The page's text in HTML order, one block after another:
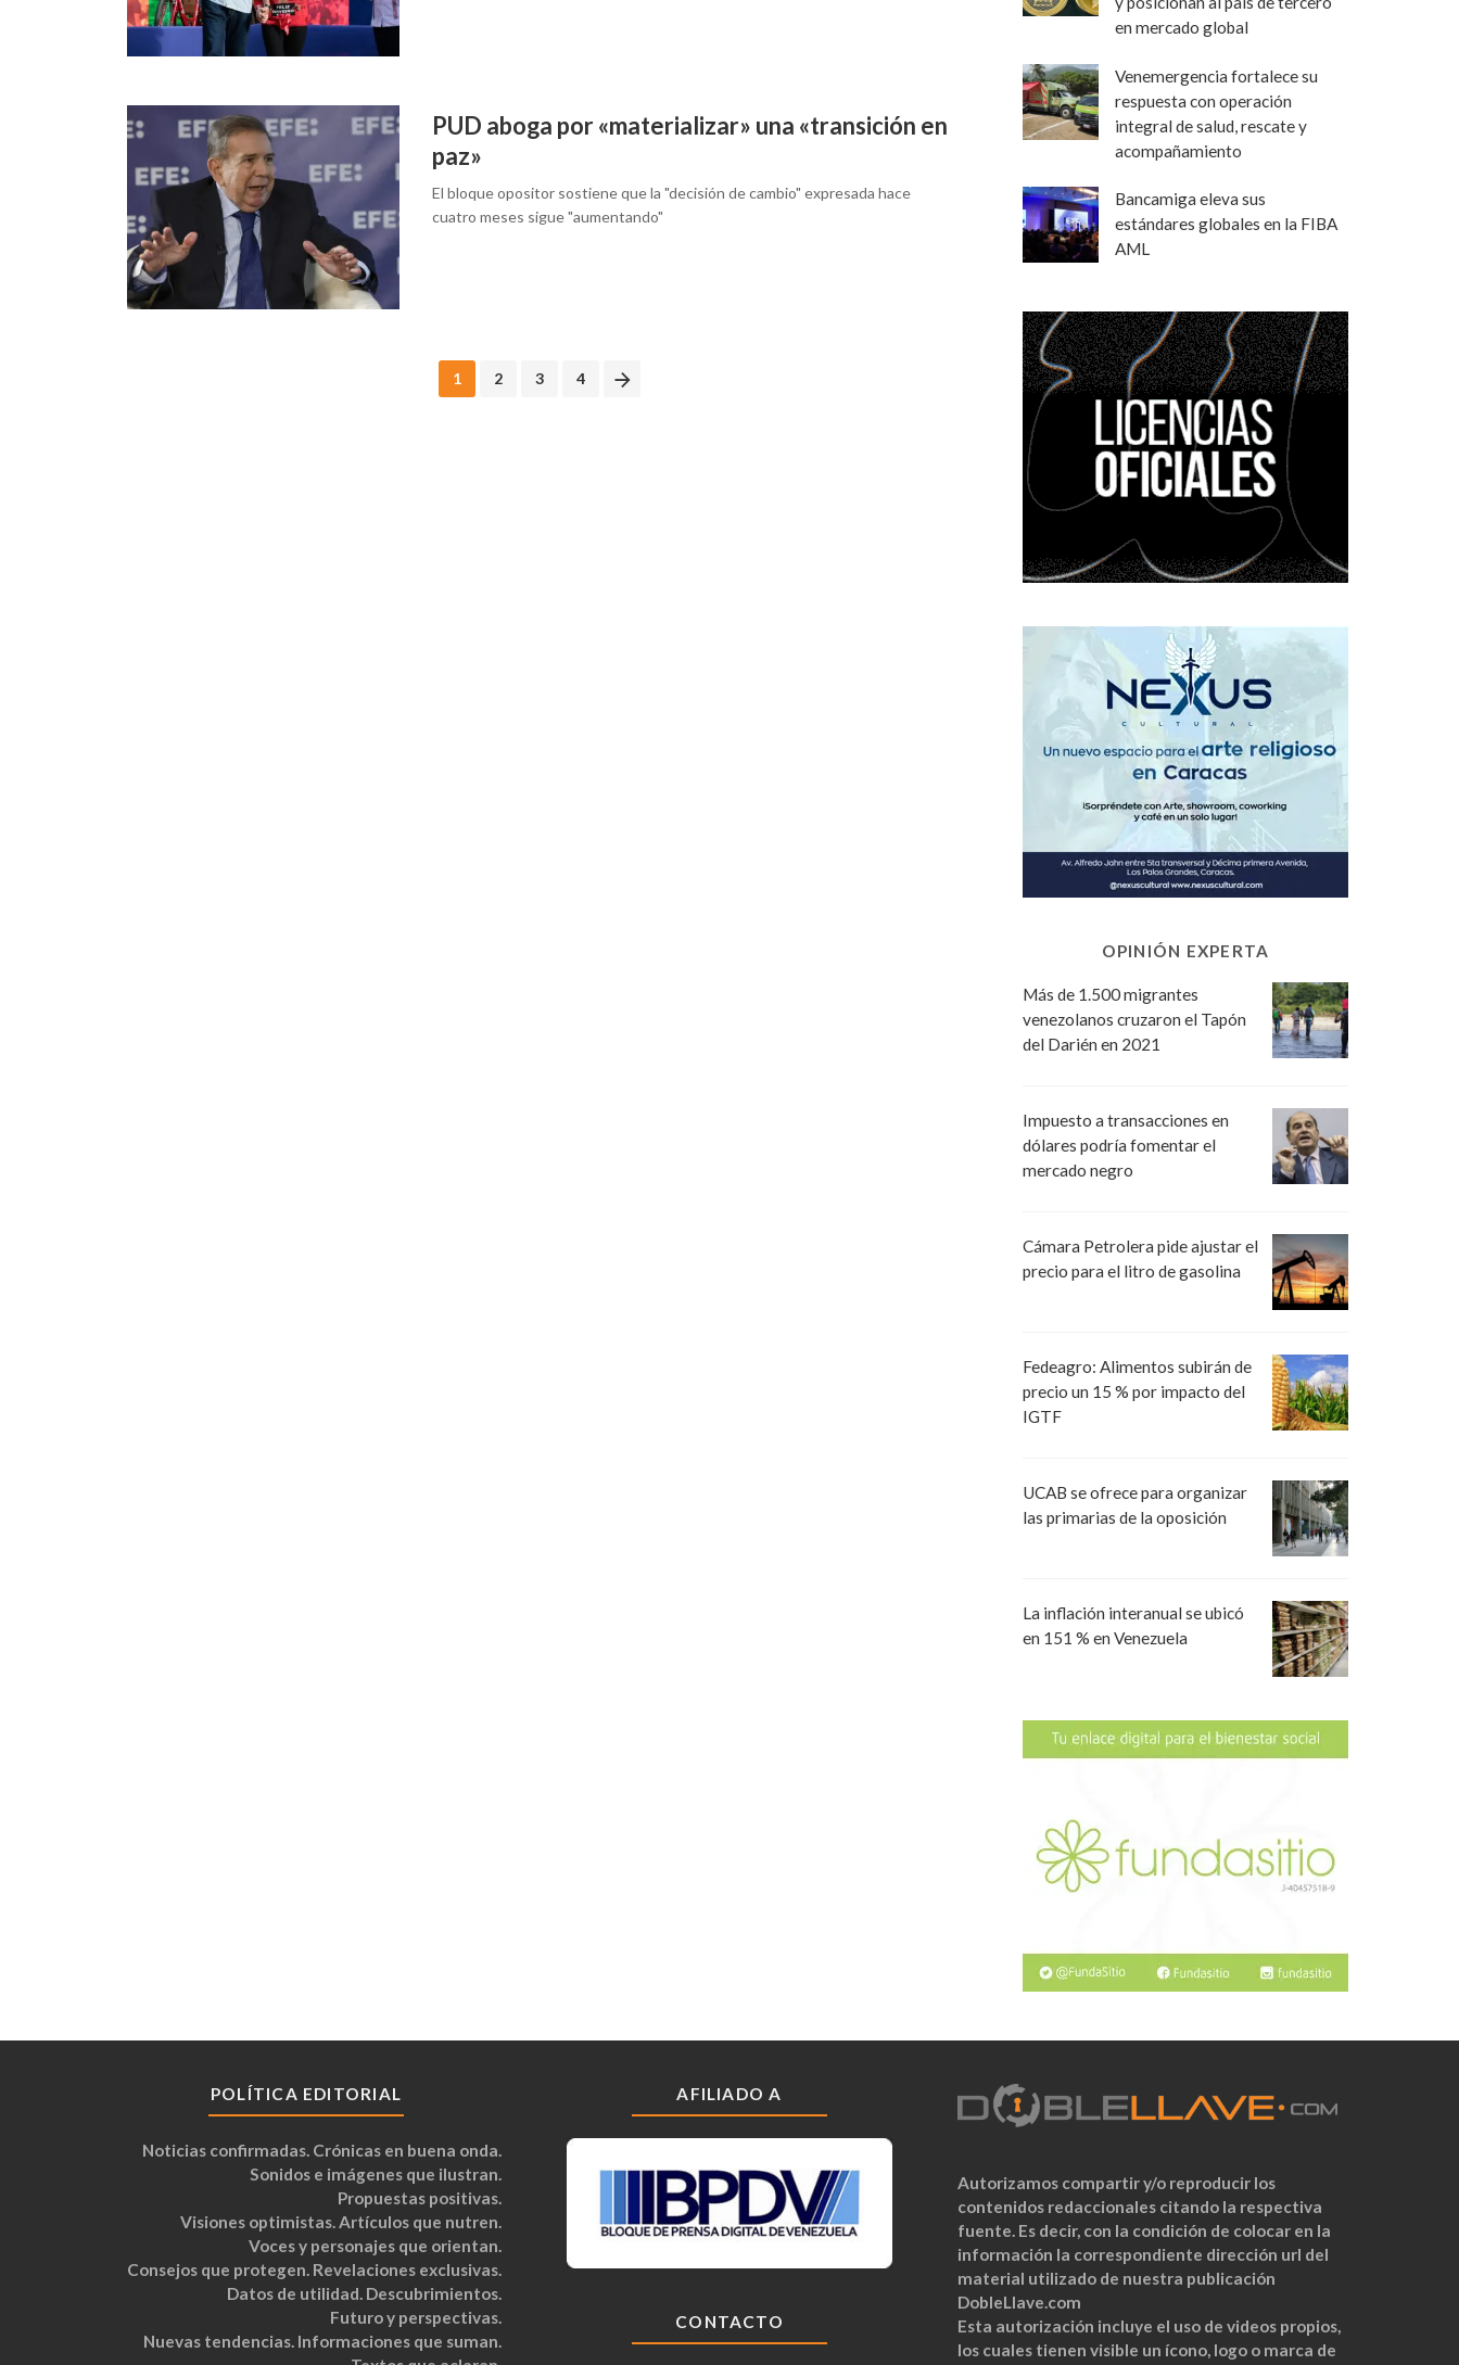
PUD aboga por «materializar» una «transición en
paz»
El bloque opositor sostiene que la "decisión de cambio" expresada hace
cuatro meses sigue "aumentando"
1 2 3 4
en mercado global
Venemergencia fortalece su
respuesta con operación
integral de salud, rescate y
acompañamiento
Bancamiga eleva sus
estándares globales en la FIBA
AML
OPINIÓN EXPERTA
Más de 1.500 migrantes
venezolanos cruzaron el Tapón
del Darién en 2021
Impuesto a transacciones en
dólares podría fomentar el
mercado negro
Cámara Petrolera pide ajustar el
precio para el litro de gasolina
Fedeagro: Alimentos subirán de
precio un 15 % por impacto del
IGTF
UCAB se ofrece para organizar
las primarias de la oposición
La inflación interanual se ubicó
en 151 % en Venezuela
POLÍTICA EDITORIAL
Noticias confirmadas. Crónicas en buena onda.
Sonidos e imágenes que ilustran.
Propuestas positivas.
Visiones optimistas. Artículos que nutren.
Voces y personajes que orientan.
Consejos que protegen. Revelaciones exclusivas.
Datos de utilidad. Descubrimientos.
Futuro y perspectivas.
Nuevas tendencias. Informaciones que suman.
AFILIADO A
CONTACTO
Autorizamos compartir y/o reproducir los
contenidos redaccionales citando la respectiva
fuente. Es decir, con la condición de colocar en la
información la correspondiente dirección url del
material utilizado de nuestra publicación
DobleLlave.com
Esta autorización incluye el uso de videos propios,
los cuales tienen visible un ícono, logo o marca de